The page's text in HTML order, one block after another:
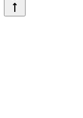
straight